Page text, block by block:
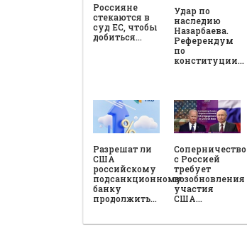
Россияне
стекаются в
суд ЕС, чтобы
добиться…
Удар по
наследию
Назарбаева.
Референдум
по
конституции…
Разрешат ли
США
российскому
подсанкционному
банку
продолжить…
Соперничество
с Россией
требует
возобновления
участия
США…